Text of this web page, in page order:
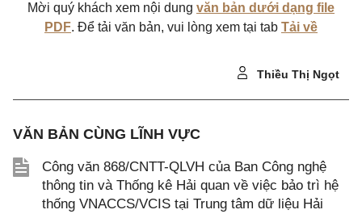
Mời quý khách xem nội dung văn bản dưới dạng file
PDF. Để tải văn bản, vui lòng xem tại tab Tải về
Thiều Thị Ngọt
VĂN BẢN CÙNG LĨNH VỰC
Công văn 868/CNTT-QLVH của Ban Công nghệ
thông tin và Thống kê Hải quan về việc bảo trì hệ
thống VNACCS/VCIS tại Trung tâm dữ liệu Hải